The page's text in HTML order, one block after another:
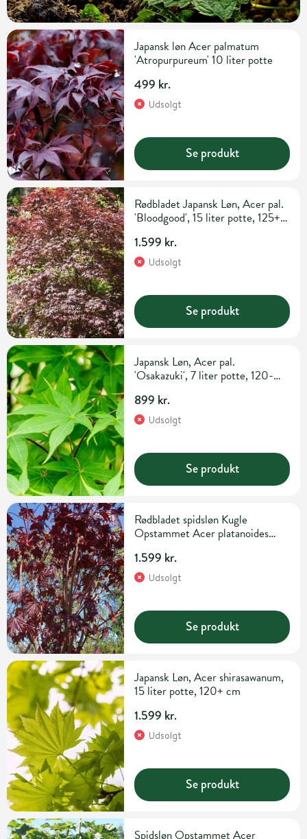
Japansk løn Acer palmatum
'Atropurpureum' 10 liter potte
499 kr.
Udsolgt
Se produkt
Rødbladet Japansk Løn, Acer pal.
'Bloodgood', 15 liter potte, 125+
1.599 kr.
Udsolgt
Se produkt
Japansk Løn, Acer pal.
'Osakazuki', 7 liter potte, 120-
899 kr.
Udsolgt
Se produkt
Rødbladet spidsløn Kugle
Opstammet Acer platanoides
180 cm
1.599 kr.
Udsolgt
Se produkt
Japansk Løn, Acer shirasawanum,
15 liter potte, 120+ cm
1.599 kr.
Udsolgt
Se produkt
Spidsløn Opstammet Acer